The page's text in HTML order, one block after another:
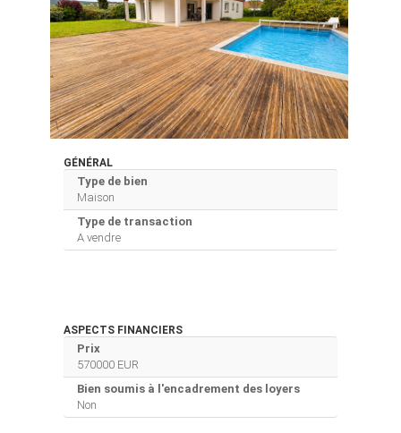
GÉNÉRAL
Type de bien
Maison
Type de transaction
A vendre
ASPECTS FINANCIERS
Prix
570000 EUR
Bien soumis à l'encadrement des loyers
Non